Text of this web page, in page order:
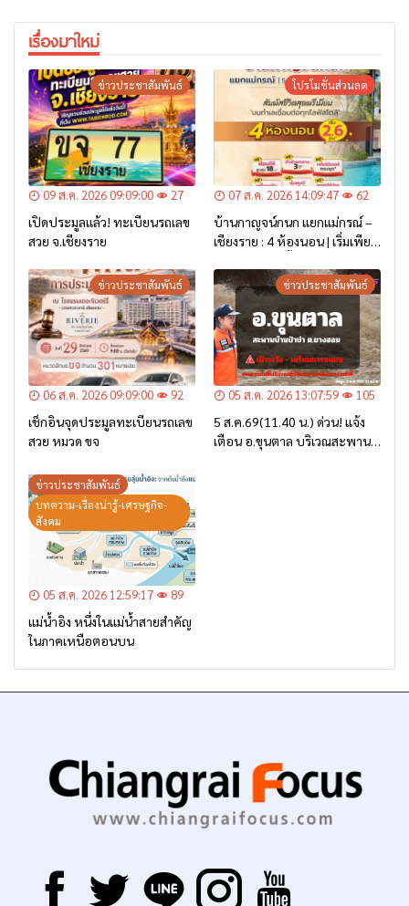
เรื่องมาใหม่
ข่าวประชาสัมพันธ์
09 ส.ค. 2026 09:09:00 27
เปิดประมูลแล้ว! ทะเบียนรถเลข
สวย จ.เชียงราย
โปรโมชั่นส่วนลด
07 ส.ค. 2026 14:09:47 62
บ้านกาญจน์กนก แยกแม่กรณ์ –
เชียงราย : 4 ห้องนอน | เริ่มเพียง
ข่าวประชาสัมพันธ์
06 ส.ค. 2026 09:09:00 92
เช็กอินจุดประมูลทะเบียนรถเลข
สวย หมวด ขจ
ข่าวประชาสัมพันธ์
05 ส.ค. 2026 13:07:59 105
5 ส.ค.69(11.40 น.) ด่วน! แจ้ง
เตือน อ.ขุนตาล บริเวณสะพาน
ข่าวประชาสัมพันธ์
บทความ-เรื่องน่ารู้-เศรษฐกิจ-
สังคม
05 ส.ค. 2026 12:59:17 89
แม่น้ำอิง หนึ่งในแม่น้ำสายสำคัญ
ในภาคเหนือตอนบน